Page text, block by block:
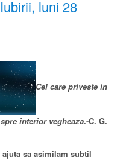
luni 28
Cel care priveste in
interior vegheaza.-C. G.
sa asimilam subtil